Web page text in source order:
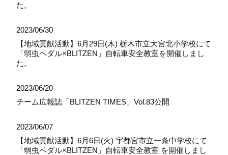
た。
2023/06/30
【地域貢献活動】6月29日(木) 栃木市立大宮北小学校にて
「弱虫ペダル×BLITZEN」自転車安全教室を開催しまし
た。
2023/06/20
チーム広報誌「BLITZEN TIMES」Vol.83公開
2023/06/07
【地域貢献活動】6月6日(火) 宇都宮市立一条中学校にて
「弱虫ペダル×BLITZEN」自転車安全教室 を開催しまし